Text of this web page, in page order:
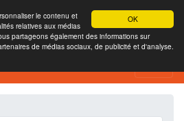
OK
le contenu et
relatives aux médias
partageons également des informations sur
de médias sociaux, de publicité et d'analyse.